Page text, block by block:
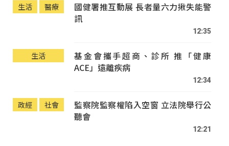
生活 醫療
國健署推互動展 長者量六力揪失能警
訊
12:35
生活
基金會攜手超商、診所 推「健康
ACE」遠離疾病
12:34
政經 社會
監察院監察權陷入空窗 立法院舉行公
聽會
12:21